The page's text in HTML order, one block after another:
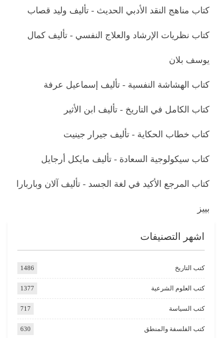
كتاب مناهج النقد الأدبي الحديث - تأليف وليد قصاب
كتاب نظريات الإرشاد والعلاج النفسي - تأليف كمال
يوسف بلان
كتاب الهشاشة النفسية - تأليف إسماعيل عرفة
كتاب الكامل في التاريخ - تأليف ابن الأثير
كتاب خطاب الحكاية - تأليف جيرار جينيت
كتاب سيكولوجية السعادة - تأليف مايكل أرجايل
كتاب المرجع الأكيد في لغة الجسد - تأليف آلان وباربارا
بييز
اشهر التصنيفات
كتب التاريخ 1486
كتب العلوم الشرعية 1377
كتب السياسة 717
كتب الفلسفة والمنطق 630